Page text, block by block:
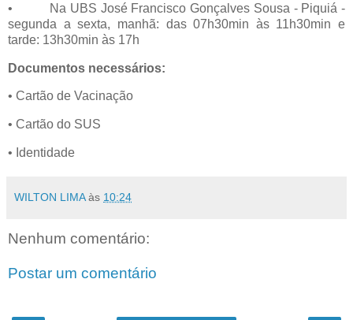
•
Na UBS José Francisco Gonçalves Sousa - Piquiá -
segunda a sexta, manhã: das 07h30min às 11h30min e
tarde: 13h30min às 17h
Documentos necessários:
• Cartão de Vacinação
• Cartão do SUS
• Identidade
WILTON LIMA às 10:24
Nenhum comentário:
Postar um comentário